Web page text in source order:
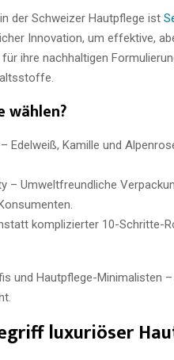
der Schweizer Hautpflege ist
Innovation, um effektive,
ihre nachhaltigen
wählen?
Edelweiß, Kamille und
– Umweltfreundliche
komplizierter 10-Schritte-
und Hautpflege-Minimalisten
luxuriöser